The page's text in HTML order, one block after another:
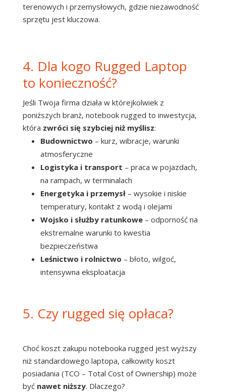
terenowych i przemysłowych, gdzie niezawodność
sprzętu jest kluczowa.
4. Dla kogo Rugged Laptop
to konieczność?
Jeśli Twoja firma działa w którejkolwiek z
poniższych branż, notebook rugged to inwestycja,
która zwróci się szybciej niż myślisz:
Budownictwo – kurz, wibracje, warunki
atmosferyczne
Logistyka i transport – praca w pojazdach,
na rampach, w terminalach
Energetyka i przemysł– wysokie i niskie
temperatury, kontakt z wodą i olejami
Wojsko i służby ratunkowe– odporność na
ekstremalne warunki to kwestia
bezpieczeństwa
Leśnictwo i rolnictwo – błoto, wilgoć,
intensywna eksploatacja
5. Czy rugged się opłaca?
Choć koszt zakupu notebooka rugged jest wyższy
niż standardowego laptopa, całkowity koszt
posiadania (TCO – Total Cost of Ownership) może
być nawet niższy. Dlaczego?